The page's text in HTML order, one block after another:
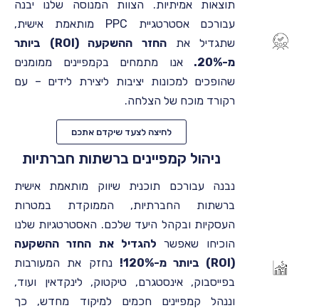
תוצאות אמיתיות. הצוות המנוסה שלנו יבנה
עבורכם אסטרטגיית PPC מותאמת אישית,
שתגדיל את
החזר ההשקעה (ROI) ביותר
מ-20%.
אנו מתמחים בקמפיינים ממומנים
שהופכים למכונות יציבות ליצירת לידים – עם
רקורד מוכח של הצלחה.
לחיצה לצעד שיקדם אתכם
ניהול קמפיינים ברשתות חברתיות
נבנה עבורכם תוכנית שיווק מותאמת אישית
ברשתות החברתיות, הממוקדת במטרות
העסקיות ובקהל היעד שלכם. האסטרטגיות שלנו
הוכיחו שאפשרלהגדיל את החזר ההשקעה
(ROI) ביותר מ-120%!
נחזק את המעורבות
בפייסבוק, אינסטגרם, טיקטוק, לינקדאין ועוד,
וננהל קמפיינים חכמים למיקוד מחדש, כך